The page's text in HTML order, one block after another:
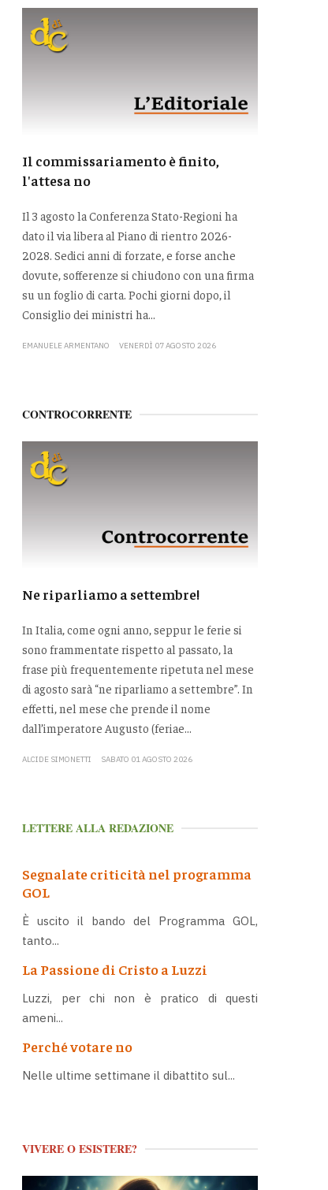
Il commissariamento è finito,
l'attesa no
Il 3 agosto la Conferenza Stato-Regioni ha
dato il via libera al Piano di rientro 2026-
2028. Sedici anni di forzate, e forse anche
dovute, sofferenze si chiudono con una firma
su un foglio di carta. Pochi giorni dopo, il
Consiglio dei ministri ha...
EMANUELE ARMENTANO VENERDÌ 07 AGOSTO 2026
CONTROCORRENTE
Ne riparliamo a settembre!
In Italia, come ogni anno, seppur le ferie si
sono frammentate rispetto al passato, la
frase più frequentemente ripetuta nel mese
di agosto sarà “ne riparliamo a settembre”. In
effetti, nel mese che prende il nome
dall’imperatore Augusto (feriae...
ALCIDE SIMONETTI SABATO 01 AGOSTO 2026
LETTERE ALLA REDAZIONE
Segnalate criticità nel programma
GOL
È uscito il bando del Programma GOL,
tanto...
La Passione di Cristo a Luzzi
Luzzi, per chi non è pratico di questi
ameni...
Perché votare no
Nelle ultime settimane il dibattito sul...
VIVERE O ESISTERE?